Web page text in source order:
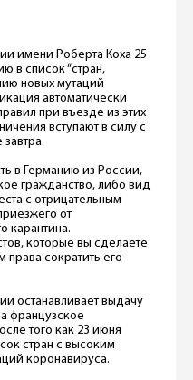
имени Роберта Коха 25
в список “стран,
новых мутаций
автоматически
при въезде из этих
вступают в силу с
в Германию из России,
гражданство, либо вид
с отрицательным
от
карантина.
которые вы сделаете
права сократить его
останавливает выдачу
французское
того как 23 июня
стран с высоким
коронавируса.